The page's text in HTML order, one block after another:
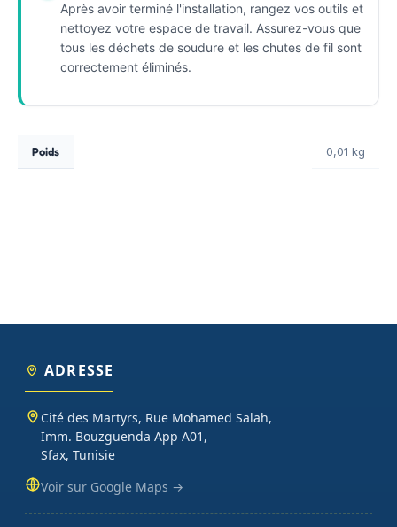
Après avoir terminé l'installation, rangez vos outils et
nettoyez votre espace de travail. Assurez-vous que
tous les déchets de soudure et les chutes de fil sont
correctement éliminés.
Poids 0,01 kg
ADRESSE
Cité des Martyrs, Rue Mohamed Salah,
Imm. Bouzguenda App A01,
Sfax, Tunisie
Voir sur Google Maps →